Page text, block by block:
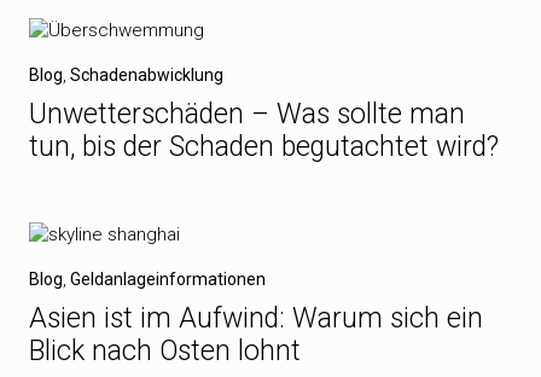
Blog Schadenabwicklung
Unwetterschäden – Was sollte man
tun, bis der Schaden begutachtet wird?
Blog Geldanlageinformationen
Asien ist im Aufwind: Warum sich ein
Blick nach Osten lohnt